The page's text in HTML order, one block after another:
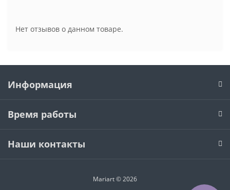
Нет отзывов о данном товаре.
Информация
Время работы
Наши контакты
Mariart © 2026